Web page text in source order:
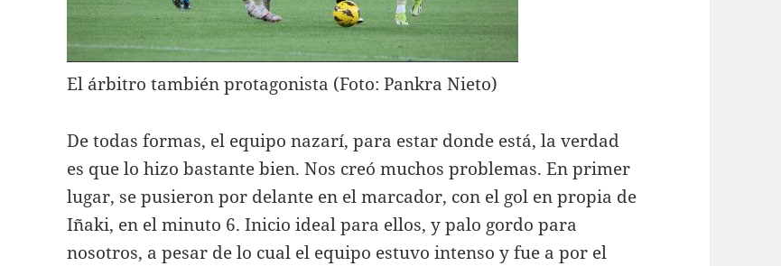
El árbitro también protagonista (Foto: Pankra Nieto)
De todas formas, el equipo nazarí, para estar donde está, la verdad
es que lo hizo bastante bien. Nos creó muchos problemas. En primer
lugar, se pusieron por delante en el marcador, con el gol en propia de
Iñaki, en el minuto 6. Inicio ideal para ellos, y palo gordo para
nosotros, a pesar de lo cual el equipo estuvo intenso y fue a por el